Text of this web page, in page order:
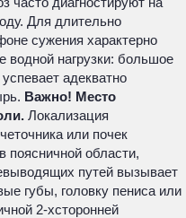
Для длительно
сужения характерно
водной нагрузки: большое
адекватно
Важно! Место
Локализация
или почек
поясничной области,
путей вызывает
губы, головку пениса или
2-хсторонней